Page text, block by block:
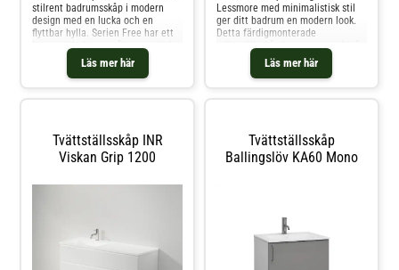
Läs mer här
stilrent badrumsskåp i modern
design med en lucka och en
flyttbar hylla. Serien Free har ett
av balans och enkelhet.
Läs mer här
Lessmore med minimalistisk stil
ger ditt badrum en modern look.
Detta färdigmonterade
mjukstängande lådor och
korkmatta i ett lådfack.
Tvättställsskåp INR
Viskan Grip 1200
Tvättställsskåp
Ballingslöv KA60 Mono